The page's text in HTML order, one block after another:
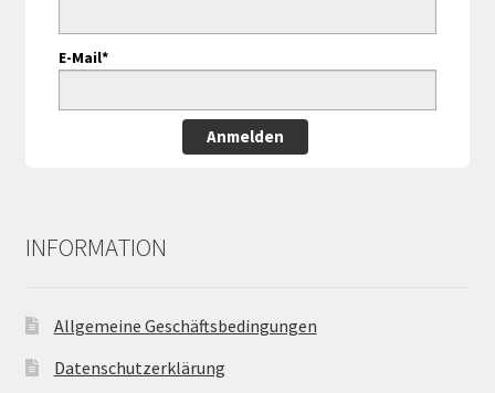
E-Mail*
Anmelden
INFORMATION
Allgemeine Geschäftsbedingungen
Datenschutzerklärung